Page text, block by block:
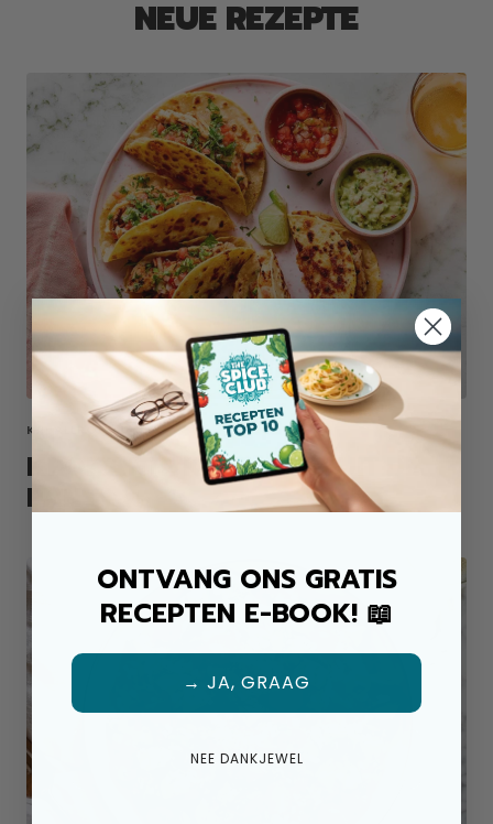
NEUE REZEPTE
KIP ALLROUND MIX
KROKANTE KIP TACO'S UIT DE
PAN
ONTVANG ONS GRATIS
RECEPTEN E-BOOK! 📖
→ JA, GRAAG
NEE DANKJEWEL